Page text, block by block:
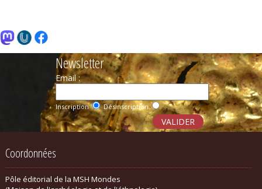
Newsletter
Email :
Inscription Désinscription
Coordonnées
Pôle éditorial de la MSH Mondes